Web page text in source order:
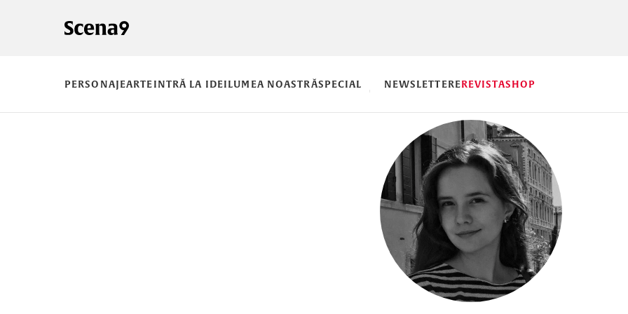
PERSONAJEARTEINTRĂ LA IDEILUMEA NOASTRĂSPECIAL NEWSLETTEREREVISTASHOP